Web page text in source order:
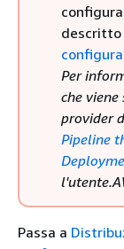
descritto
Per
che viene
provider
Pipeline
Passa a